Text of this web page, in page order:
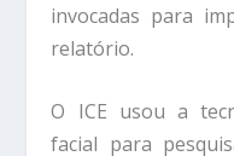
invocadas para
relatório.
O ICE usou a
facial para